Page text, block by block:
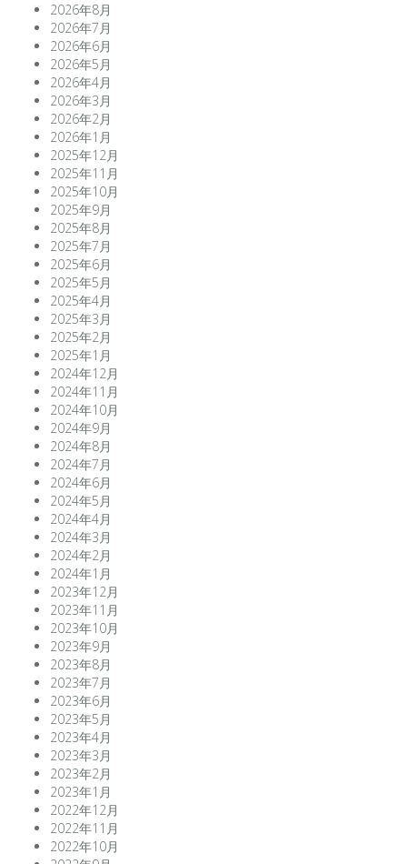
2026年8月
2026年7月
2026年6月
2026年5月
2026年4月
2026年3月
2026年2月
2026年1月
2025年12月
2025年11月
2025年10月
2025年9月
2025年8月
2025年7月
2025年6月
2025年5月
2025年4月
2025年3月
2025年2月
2025年1月
2024年12月
2024年11月
2024年10月
2024年9月
2024年8月
2024年7月
2024年6月
2024年5月
2024年4月
2024年3月
2024年2月
2024年1月
2023年12月
2023年11月
2023年10月
2023年9月
2023年8月
2023年7月
2023年6月
2023年5月
2023年4月
2023年3月
2023年2月
2023年1月
2022年12月
2022年11月
2022年10月